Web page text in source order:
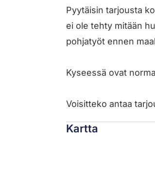
Pyytäisin tarjousta
ei ole tehty mitään
pohjatyöt ennen
Kyseessä ovat
Voisitteko antaa
Kartta